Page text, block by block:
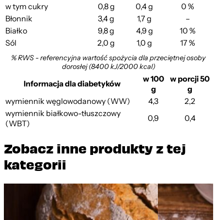
w tym cukry
0,8 g 0,4 g
0 %
Błonnik
3,4 g 1,7 g
–
Białko
9,8 g 4,9 g
10 %
Sól
2,0 g 1,0 g 17 %
% RWS - referencyjna wartość spożycia dla przeciętnej osoby
dorosłej (8400 kJ/2000 kcal)
Informacja dla diabetyków
w 100
g
w porcji 50
g
wymiennik węglowodanowy (WW)
4,3
2,2
wymiennik białkowo-tłuszczowy
(WBT)
0,9 0,4
Zobacz inne produkty z tej
kategorii